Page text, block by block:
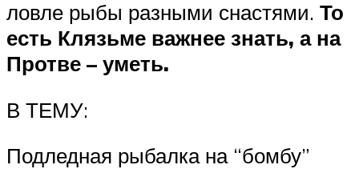
ловле рыбы разными снастями. То
есть Клязьме важнее знать, а на
Протве – уметь.
В ТЕМУ:
Подледная рыбалка на “бомбу”